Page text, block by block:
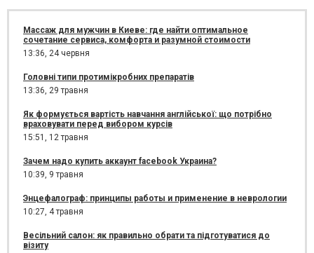
Массаж для мужчин в Киеве: где найти оптимальное
сочетание сервиса, комфорта и разумной стоимости
13:36, 24 червня
Головні типи протимікробних препаратів
13:36, 29 травня
Як формується вартість навчання англійської: що потрібно
враховувати перед вибором курсів
15:51, 12 травня
Зачем надо купить аккаунт facebook Украина?
10:39, 9 травня
Энцефалограф: принципы работы и применение в неврологии
10:27, 4 травня
Весільний салон: як правильно обрати та підготуватися до
візиту